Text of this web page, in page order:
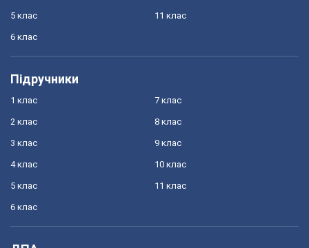
5 клас
6 клас
11 клас
Підручники
1 клас
2 клас
3 клас
4 клас
5 клас
6 клас
7 клас
8 клас
9 клас
10 клас
11 клас